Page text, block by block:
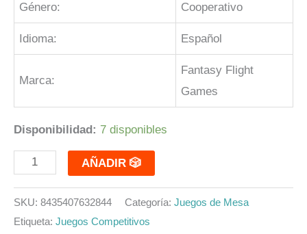
Género: Cooperativo
Idioma: Español
Marca:
Fantasy Flight
Games
Disponibilidad: 7 disponibles
AÑADIR 🎲
SKU: 8435407632844 Categoría: Juegos de Mesa
Etiqueta: Juegos Competitivos